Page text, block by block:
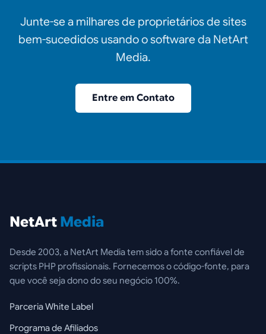
Junte-se a milhares de proprietários de sites
bem-sucedidos usando o software da NetArt
Media.
Entre em Contato
NetArt Media
Desde 2003, a NetArt Media tem sido a fonte confiável de
scripts PHP profissionais. Fornecemos o código-fonte, para
que você seja dono do seu negócio 100%.
Parceria White Label
Programa de Afiliados